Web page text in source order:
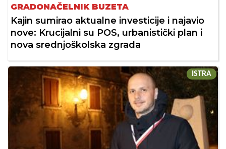
GRADONAČELNIK BUZETA
Kajin sumirao aktualne investicije i najavio
nove: Krucijalni su POS, urbanistički plan i
nova srednjoškolska zgrada
ISTRA